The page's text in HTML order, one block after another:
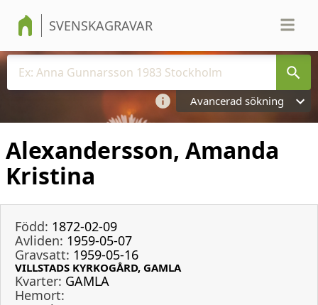
SVENSKAGRAVAR
Avancerad sökning
Alexandersson, Amanda
Kristina
Född: 1872-02-09
Avliden: 1959-05-07
Gravsatt: 1959-05-16
VILLSTADS KYRKOGÅRD, GAMLA
Kvarter: GAMLA
Hemort: